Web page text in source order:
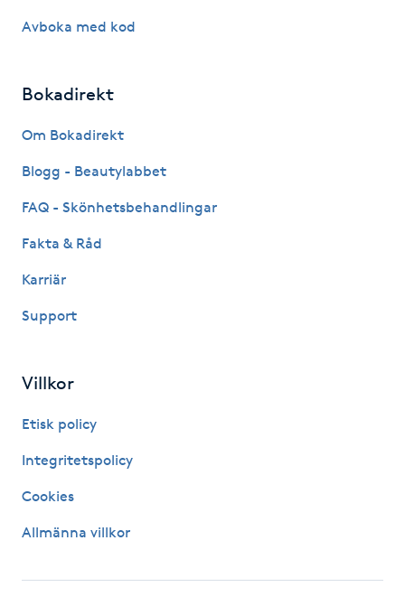
Käkledsbehandling
Kärlbehandling
Lashlift Keratin
Liktornar
LPG-massage
Avboka med kod
Bokadirekt
Om Bokadirekt
Blogg - Beautylabbet
FAQ - Skönhetsbehandlingar
Fakta & Råd
Karriär
Support
Villkor
Etisk policy
Integritetspolicy
Cookies
Allmänna villkor